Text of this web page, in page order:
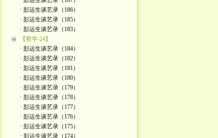
· 彭运生谈艺录（186）
· 彭运生谈艺录（185）
· 彭运生谈艺录（183）
【哲学-24】
· 彭运生谈艺录（184）
· 彭运生谈艺录（182）
· 彭运生谈艺录（181）
· 彭运生谈艺录（180）
· 彭运生谈艺录（179）
· 彭运生谈艺录（178）
· 彭运生谈艺录（177）
· 彭运生谈艺录（176）
· 彭运生谈艺录（175）
· 彭运生谈艺录（174）